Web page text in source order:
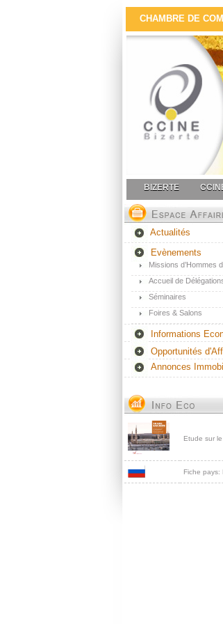
CHAMBRE DE
BIZERTE
Actualités
Evènements
Missions d’Hommes
Accueil de
Séminaires
Foires & Salons
Informations
Opportunités
Annonces
Etude sur
Fiche pays: